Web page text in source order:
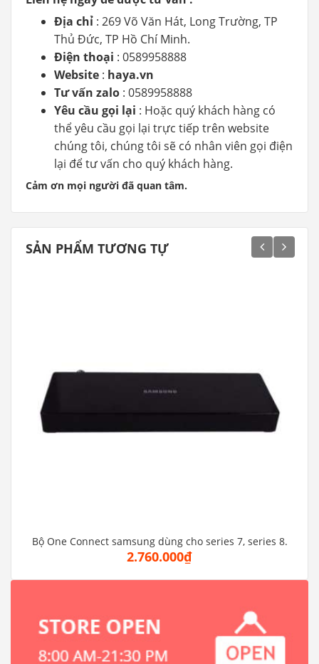
Địa chỉ : 269 Võ Văn Hát, Long Trường, TP
Thủ Đức, TP Hồ Chí Minh.
Điện thoại : 0589958888
Website : haya.vn
Tư vấn zalo : 0589958888
Yêu cầu gọi lại : Hoặc quý khách hàng có
thể yêu cầu gọi lại trực tiếp trên website
chúng tôi, chúng tôi sẽ có nhân viên gọi điện
lại để tư vấn cho quý khách hàng.
Cảm ơn mọi người đã quan tâm.
SẢN PHẨM TƯƠNG TỰ
Bộ One Connect samsung dùng cho series 7, series 8.
2.760.000₫